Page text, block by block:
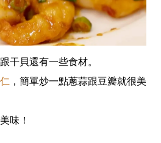
干貝還有一些食材。
，簡單炒一點蔥蒜跟豆瓣就很美
味！